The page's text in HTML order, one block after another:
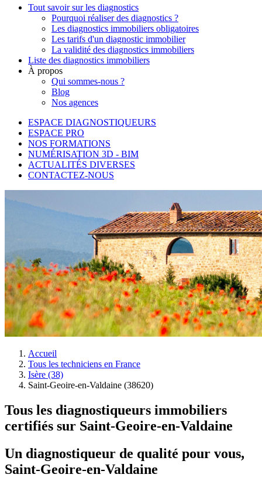
Tout savoir sur les diagnostics
Pourquoi réaliser des diagnostics ?
Les diagnostics immobiliers obligatoires
Les tarifs d'un diagnostic immobilier
La validité des diagnostics immobiliers
Liste des diagnostics immobiliers
À propos
Qui sommes-nous ?
Blog
Nos agences
ESPACE DIAGNOSTIQUEURS
ESPACE PRO
NOS FORMATIONS
NUMÉRISATION 3D - BIM
ACTUALITÉS DIVERSES
CONTACTEZ-NOUS
Accueil
Tous les techniciens en France
Isère (38)
Saint-Geoire-en-Valdaine (38620)
Tous les diagnostiqueurs immobiliers
certifiés sur Saint-Geoire-en-Valdaine
Un diagnostiqueur de qualité pour vous,
Saint-Geoire-en-Valdaine